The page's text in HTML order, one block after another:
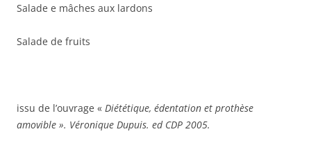
Salade e mâches aux lardons
Salade de fruits
issu de l’ouvrage « Diététique, édentation et prothèse
amovible ». Véronique Dupuis. ed CDP 2005.